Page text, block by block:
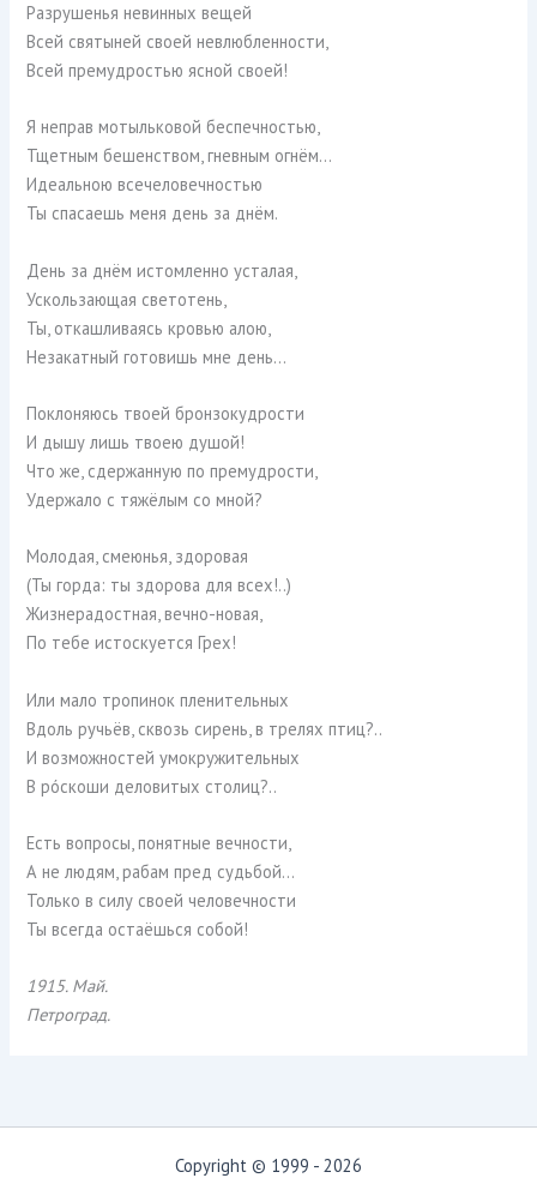
Разрушенья невинных вещей
Всей святыней своей невлюбленности,
Всей премудростью ясной своей!
Я неправ мотыльковой беспечностью,
Тщетным бешенством, гневным огнём…
Идеальною всечеловечностью
Ты спасаешь меня день за днём.
День за днём истомленно усталая,
Ускользающая светотень,
Ты, откашливаясь кровью алою,
Незакатный готовишь мне день…
Поклоняюсь твоей бронзокудрости
И дышу лишь твоею душой!
Что же, сдержанную по премудрости,
Удержало с тяжёлым со мной?
Молодая, смеюнья, здоровая
(Ты горда: ты здорова для всех!..)
Жизнерадостная, вечно-новая,
По тебе истоскуется Грех!
Или мало тропинок пленительных
Вдоль ручьёв, сквозь сирень, в трелях птиц?..
И возможностей умокружительных
В рóскоши деловитых столиц?..
Есть вопросы, понятные вечности,
А не людям, рабам пред судьбой…
Только в силу своей человечности
Ты всегда остаёшься собой!
1915. Май.
Петроград.
Copyright © 1999 - 2026